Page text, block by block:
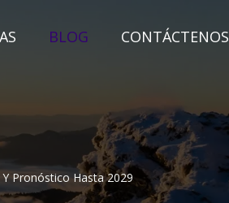
BLOG CONTÁCTENOS
Pronóstico Hasta 2029